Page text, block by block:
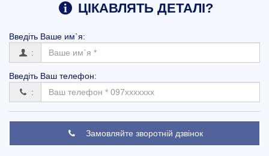
ЦІКАВЛЯТЬ ДЕТАЛІ?
Введіть Вашe им`я:
:
Введіть Ваш телефон:
:
Замовляйте зворотній дзвінок